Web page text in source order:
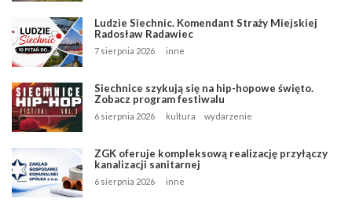
Ludzie Siechnic. Komendant Straży Miejskiej
Radosław Radawiec
7 sierpnia 2026 inne
Siechnice szykują się na hip-hopowe święto.
Zobacz program festiwalu
6 sierpnia 2026 kultura wydarzenie
ZGK oferuje kompleksową realizację przyłączy
kanalizacji sanitarnej
6 sierpnia 2026 inne